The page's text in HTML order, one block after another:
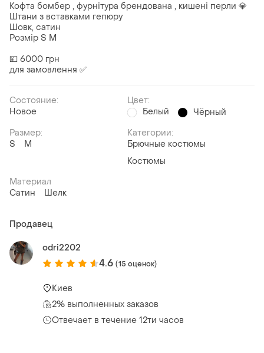
Кофта бомбер , фурнітура брендована , кишені перли 💎
Штани з вставками гепюру
Шовк, сатин
Розмір S M
💴 6000 грн
для замовлення ✅
Состояние:
Новое
Цвет:
Белый
Чёрный
Размер:
S
M
Категории:
Брючные костюмы
Костюмы
Материал
Сатин
Шелк
Продавец
odri2202
4.6 (15 оценок)
Киев
2% выполненных заказов
Отвечает в течение 12ти часов